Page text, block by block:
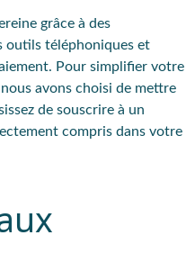
grâce à des
outils téléphoniques et
Pour simplifier votre
avons choisi de mettre
de souscrire à un
compris dans votre